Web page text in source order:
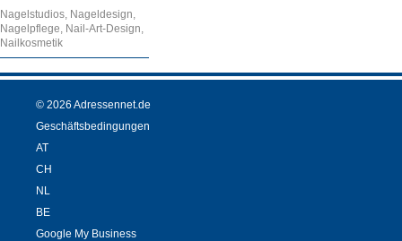
Nagelstudios, Nageldesign,
Nagelpflege, Nail-Art-Design,
Nailkosmetik
© 2026 Adressennet.de
Geschäftsbedingungen
AT
CH
NL
BE
Google My Business